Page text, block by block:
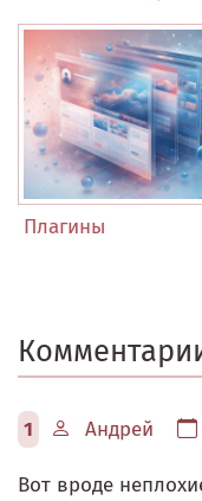
Плагины
1 Андрей
Вот вроде